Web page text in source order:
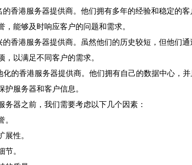
的香港服务器提供商。他们拥有多年的经验和稳定的
，能够及时响应客户的问题和需求。
的香港服务器提供商。虽然他们的历史较短，但他们
，以满足不同客户的需求。
化的香港服务器提供商。他们拥有自己的数据中心，
护服务器和客户信息。
务器之前，我们需要考虑以下几个因素：
。
展性。
节。